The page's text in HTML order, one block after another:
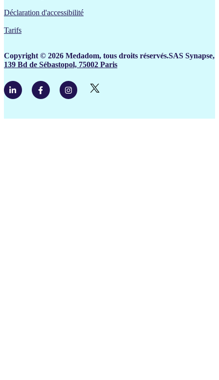
Déclaration d'accessibilité
Tarifs
Copyright © 2026 Medadom, tous droits réservés.SAS Synapse,
139 Bd de Sébastopol, 75002 Paris